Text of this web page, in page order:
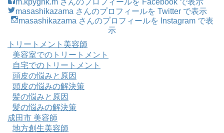
m.kpygnk.m さんのプロフィールを Facebook で表示
masashikazama さんのプロフィールを Twitter で表示
masashikazama さんのプロフィールを Instagram で表
示
トリートメント美容師
美容室でのトリートメント
自宅でのトリートメント
頭皮の悩みと原因
頭皮の悩みの解決策
髪の悩みと原因
髪の悩みの解決策
成田市 美容師
地方創生美容師